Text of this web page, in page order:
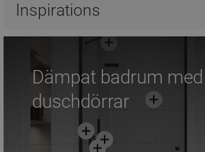
Inspirations
Dämpat badrum med
duschdörrar